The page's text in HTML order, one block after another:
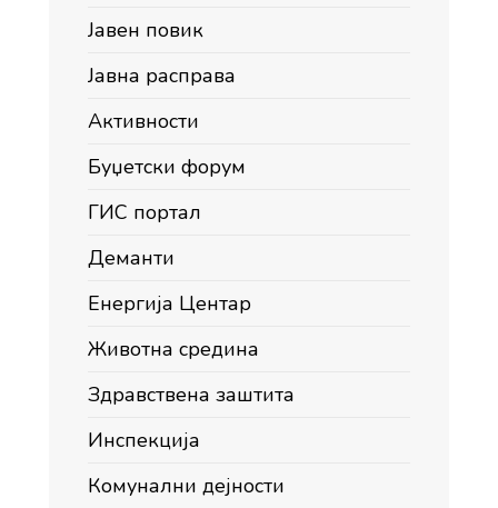
Јавен повик
Јавна расправа
Активности
Буџетски форум
ГИС портал
Деманти
Енергија Центар
Животна средина
Здравствена заштита
Инспекција
Комунални дејности